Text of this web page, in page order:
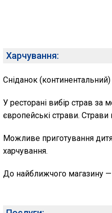
Харчування:
Сніданок
У ресторані вибір страв за
європейські страви. Страви
Можливе приготування
харчування.
До найближчого магазину